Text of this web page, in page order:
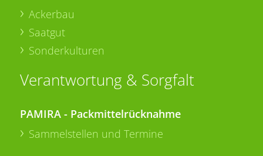
Ackerbau
Saatgut
Sonderkulturen
Verantwortung & Sorgfalt
PAMIRA - Packmittelrücknahme
Sammelstellen und Termine